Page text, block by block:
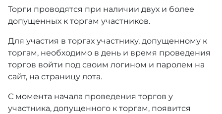
Торги проводятся при наличии двух и более
допущенных к торгам участников.
Для участия в торгах участнику, допущенному к
торгам, необходимо в день и время проведения
торгов войти под своим логином и паролем на
сайт, на страницу лота.
С момента начала проведения торгов у
участника, допущенного к торгам, появится